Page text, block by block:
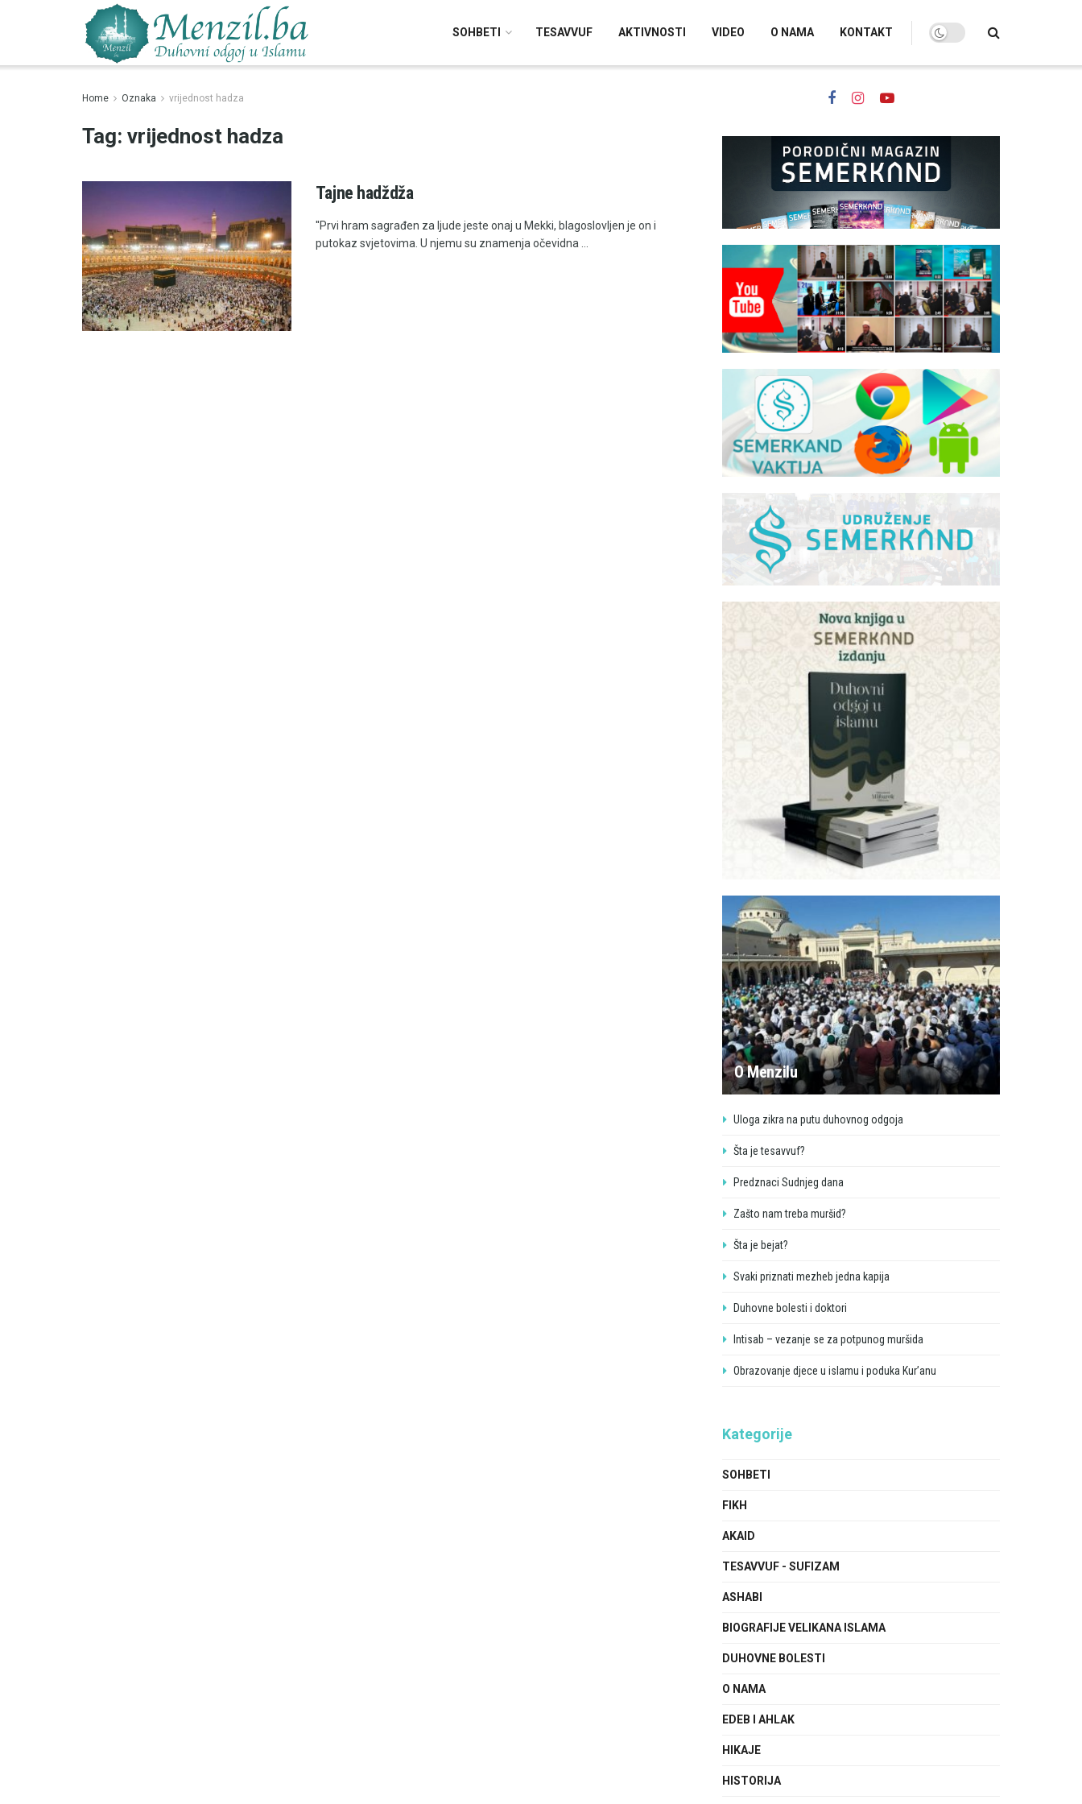
SOHBETI TESAVVUF AKTIVNOSTI VIDEO O NAMA KONTAKT
Home Oznaka vrijednost hadza
Tag: vrijednost hadza
Tajne hadždža
''Prvi hram sagrađen za ljude jeste onaj u Mekki, blagoslovljen je on i
putokaz svjetovima. U njemu su znamenja očevidna ...
O Menzilu
Uloga zikra na putu duhovnog odgoja
Šta je tesavvuf?
Predznaci Sudnjeg dana
Zašto nam treba muršid?
Šta je bejat?
Svaki priznati mezheb jedna kapija
Duhovne bolesti i doktori
Intisab – vezanje se za potpunog muršida
Obrazovanje djece u islamu i poduka Kur’anu
Kategorije
SOHBETI
FIKH
AKAID
TESAVVUF - SUFIZAM
ASHABI
BIOGRAFIJE VELIKANA ISLAMA
DUHOVNE BOLESTI
O NAMA
EDEB I AHLAK
HIKAJE
HISTORIJA